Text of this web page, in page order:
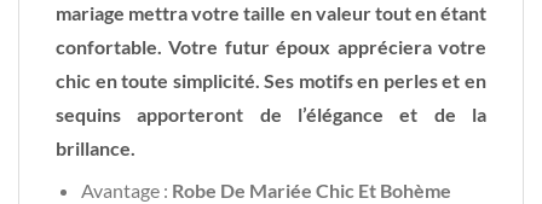
mariage mettra votre taille en valeur tout en étant
confortable. Votre futur époux appréciera votre
chic en toute simplicité. Ses motifs en perles et en
sequins apporteront de l’élégance et de la
brillance.
Avantage : Robe De Mariée Chic Et Bohème